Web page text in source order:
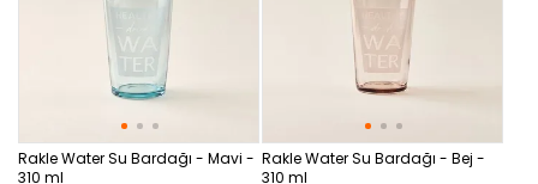
Rakle Water Su Bardağı - Mavi -
310 ml
Rakle Water Su Bardağı - Bej -
310 ml